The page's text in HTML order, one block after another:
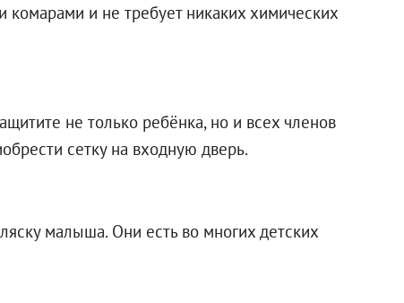
и не требует никаких химических
не только ребёнка, но и всех членов
сетку на входную дверь.
малыша. Они есть во многих детских